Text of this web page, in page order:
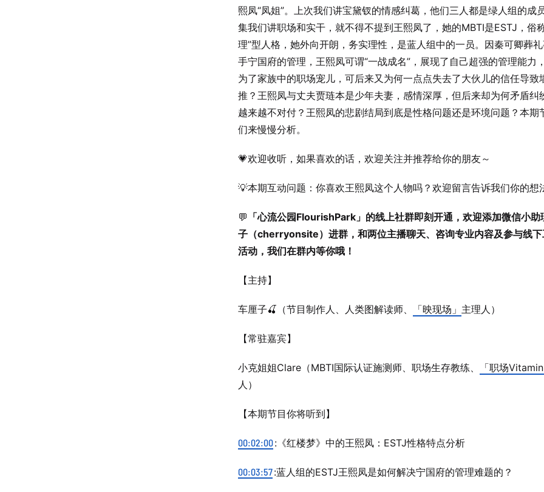
熙凤“凤姐”。上次我们讲宝黛钗的情感纠葛，他们三人都是绿人组的成
集我们讲职场和实干，就不得不提到王熙凤了，她的MBTI是ESTJ，俗
理”型人格，她外向开朗，务实理性，是蓝人组中的一员。因秦可卿葬
手宁国府的管理，王熙凤可谓“一战成名”，展现了自己超强的管理能力
为了家族中的职场宠儿，可后来又为何一点点失去了大伙儿的信任导致
推？王熙凤与丈夫贾琏本是少年夫妻，感情深厚，但后来却为何矛盾纠
越来越不对付？王熙凤的悲剧结局到底是性格问题还是环境问题？本期
们来慢慢分析。
💗欢迎收听，如果喜欢的话，欢迎关注并推荐给你的朋友～
💡本期互动问题：你喜欢王熙凤这个人物吗？欢迎留言告诉我们你的想
💬 「心流公园FlourishPark」的线上社群即刻开通，欢迎添加微信小助
子（cherryonsite）进群，和两位主播聊天、咨询专业内容及参与线下
活动，我们在群内等你哦！
【主持】
车厘子🍒（节目制作人、人类图解读师、 「映现场」 主理人）
【常驻嘉宾】
小克姐姐Clare（MBTI国际认证施测师、职场生存教练、 「职场Vitamin
人）
【本期节目你将听到】
00:02:00:《红楼梦》中的王熙凤：ESTJ性格特点分析
00:03:57:蓝人组的ESTJ王熙凤是如何解决宁国府的管理难题的？